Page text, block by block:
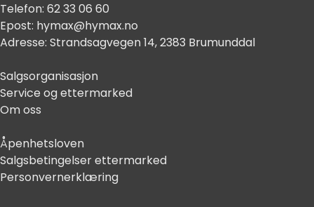
Telefon: 62 33 06 60
Epost: hymax@hymax.no
Adresse: Strandsagvegen 14, 2383 Brumunddal
Salgsorganisasjon
Service og ettermarked
Om oss
Åpenhetsloven
Salgsbetingelser ettermarked
Personvernerklæring